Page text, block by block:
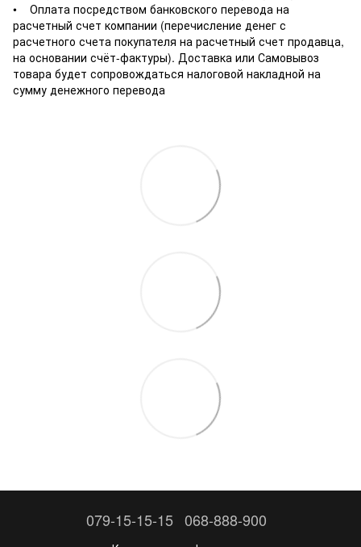
• Оплата посредством банковского перевода на
расчетный счет компании (перечисление денег с
расчетного счета покупателя на расчетный счет продавца,
на основании счёт-фактуры). Доставка или Самовывоз
товара будет сопровождаться налоговой накладной на
сумму денежного перевода
079-15-15-15 068-888-900